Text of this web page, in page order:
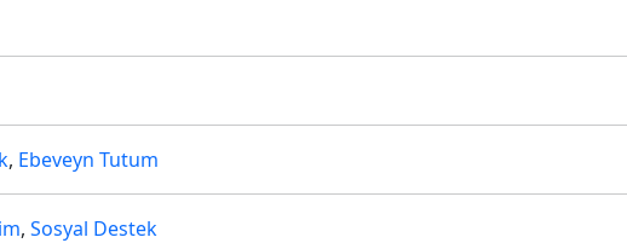
, Ebeveyn Tutum
, Sosyal Destek